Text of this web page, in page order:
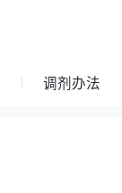
调剂办法